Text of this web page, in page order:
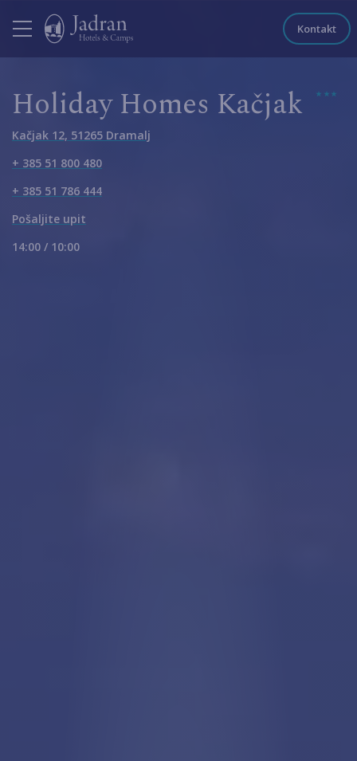
Kontakt
Holiday Homes Kačjak
Kačjak 12, 51265 Dramalj
+ 385 51 800 480
+ 385 51 786 444
Pošaljite upit
14:00 / 10:00